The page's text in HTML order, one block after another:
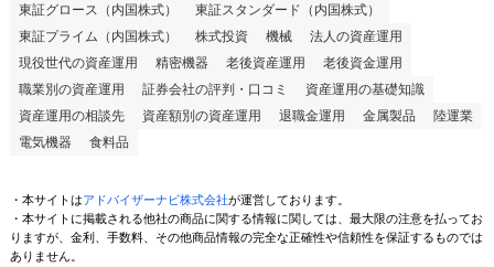
東証グロース（内国株式）
東証スタンダード（内国株式）
東証プライム（内国株式）
株式投資 機械
法人の資産運用
現役世代の資産運用
精密機器 老後資産運用
老後資金運用
職業別の資産運用
証券会社の評判・口コミ
資産運用の基礎知識
資産運用の相談先
資産額別の資産運用 退職金運用 金属製品
陸運業
電気機器
食料品
・本サイトはアドバイザーナビ株式会社が運営しております。
・本サイトに掲載される他社の商品に関する情報に関しては、最大限の注意を払ってお
りますが、金利、手数料、その他商品情報の完全な正確性や信頼性を保証するものでは
ありません。